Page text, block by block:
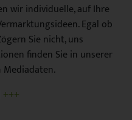
wir individuelle, auf Ihre
Egal ob
Sie nicht, uns
finden Sie in unserer